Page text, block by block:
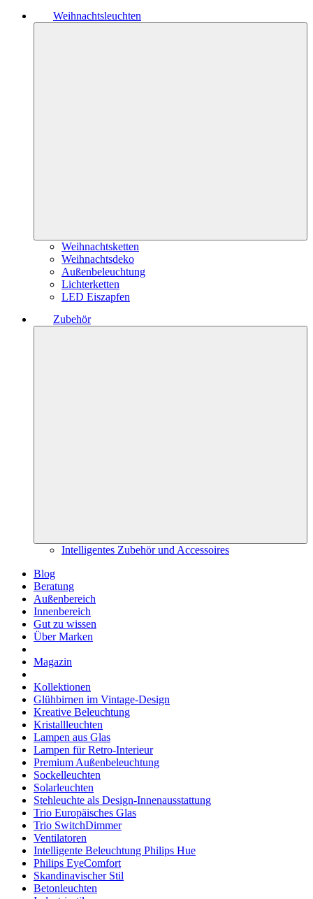
Weihnachtsleuchten
Weihnachtsketten
Weihnachtsdeko
Außenbeleuchtung
Lichterketten
LED Eiszapfen
Zubehör
Intelligentes Zubehör und Accessoires
Blog
Beratung
Außenbereich
Innenbereich
Gut zu wissen
Über Marken
Magazin
Kollektionen
Glühbirnen im Vintage-Design
Kreative Beleuchtung
Kristallleuchten
Lampen aus Glas
Lampen für Retro-Interieur
Premium Außenbeleuchtung
Sockelleuchten
Solarleuchten
Stehleuchte als Design-Innenausstattung
Trio Europäisches Glas
Trio SwitchDimmer
Ventilatoren
Intelligente Beleuchtung Philips Hue
Philips EyeComfort
Skandinavischer Stil
Betonleuchten